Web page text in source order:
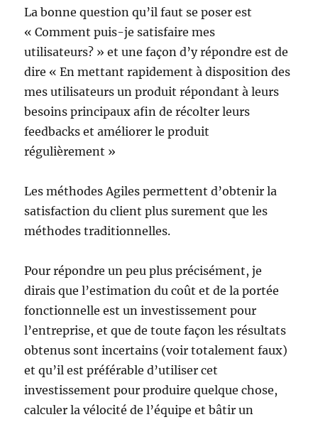
La bonne question qu’il faut se poser est
« Comment puis-je satisfaire mes
utilisateurs? » et une façon d’y répondre est de
dire « En mettant rapidement à disposition des
mes utilisateurs un produit répondant à leurs
besoins principaux afin de récolter leurs
feedbacks et améliorer le produit
régulièrement »
Les méthodes Agiles permettent d’obtenir la
satisfaction du client plus surement que les
méthodes traditionnelles.
Pour répondre un peu plus précisément, je
dirais que l’estimation du coût et de la portée
fonctionnelle est un investissement pour
l’entreprise, et que de toute façon les résultats
obtenus sont incertains (voir totalement faux)
et qu’il est préférable d’utiliser cet
investissement pour produire quelque chose,
calculer la vélocité de l’équipe et bâtir un